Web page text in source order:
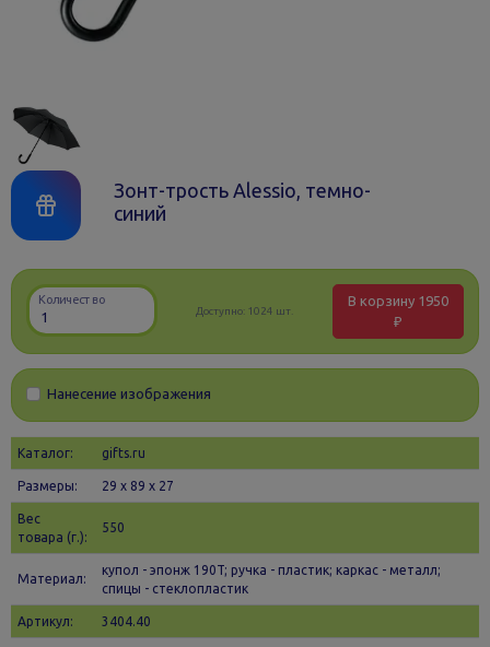
Зонт-трость Alessio, темно-
синий
Количество
Доступно: 1024 шт.
В корзину 1950
₽
Нанесение изображения
Каталог: gifts.ru
Размеры: 29 х 89 x 27
Вес
товара (г.):
550
Материал:
купол - эпонж 190T; ручка - пластик; каркас - металл;
спицы - стеклопластик
Артикул: 3404.40